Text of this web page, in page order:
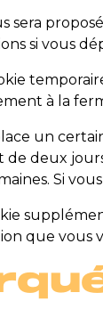
si vous
à la
un
deux
Si
que vous